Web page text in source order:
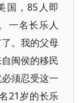
国，85人即
一名长乐人
。我的父母
闽侯的移民
须忍受这一
21岁的长乐